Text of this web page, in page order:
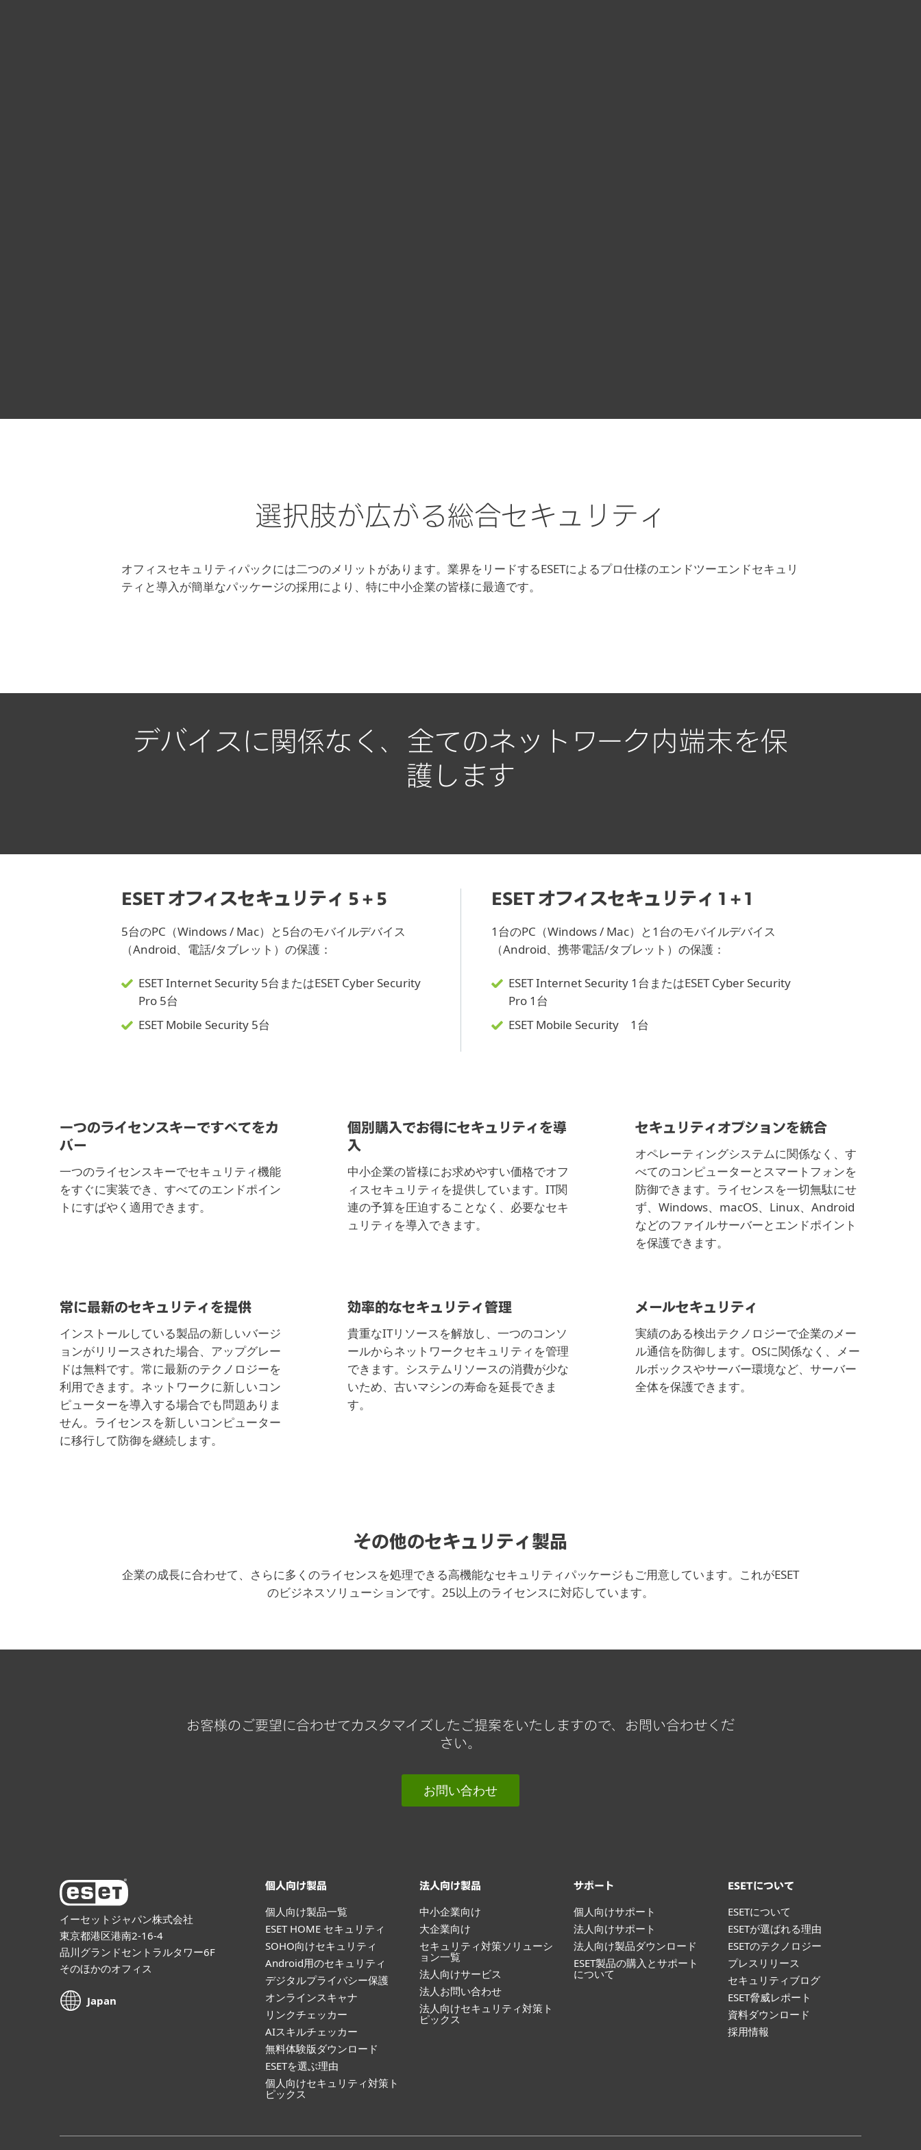
選択肢が広がる総合セキュリティ
オフィスセキュリティパックには二つのメリットがあります。業界をリードするESETによるプロ仕様のエンドツーエンドセキュリ
ティと導入が簡単なパッケージの採用により、特に中小企業の皆様に最適です。
デバイスに関係なく、全てのネットワーク内端末を保
護します
ESET オフィスセキュリティ 5 + 5
5台のPC（Windows / Mac）と5台のモバイルデバイス
（Android、電話/タブレット）の保護：
ESET Internet Security 5台またはESET Cyber Security
Pro 5台
ESET Mobile Security 5台
ESET オフィスセキュリティ 1 + 1
1台のPC（Windows / Mac）と1台のモバイルデバイス
（Android、携帯電話/タブレット）の保護：
ESET Internet Security 1台またはESET Cyber Security
Pro 1台
ESET Mobile Security 1台
一つのライセンスキーですべてをカ
バー
一つのライセンスキーでセキュリティ機能
をすぐに実装でき、すべてのエンドポイン
トにすばやく適用できます。
個別購入でお得にセキュリティを導
入
中小企業の皆様にお求めやすい価格でオフ
ィスセキュリティを提供しています。IT関
連の予算を圧迫することなく、必要なセキ
ュリティを導入できます。
セキュリティオプションを統合
オペレーティングシステムに関係なく、す
べてのコンピューターとスマートフォンを
防御できます。ライセンスを一切無駄にせ
ず、Windows、macOS、Linux、Android
などのファイルサーバーとエンドポイント
を保護できます。
常に最新のセキュリティを提供
インストールしている製品の新しいバージ
ョンがリリースされた場合、アップグレー
ドは無料です。常に最新のテクノロジーを
利用できます。ネットワークに新しいコン
ピューターを導入する場合でも問題ありま
せん。ライセンスを新しいコンピューター
に移行して防御を継続します。
効率的なセキュリティ管理
貴重なITリソースを解放し、一つのコンソ
ールからネットワークセキュリティを管理
できます。システムリソースの消費が少な
いため、古いマシンの寿命を延長できま
す。
メールセキュリティ
実績のある検出テクノロジーで企業のメー
ル通信を防御します。OSに関係なく、メー
ルボックスやサーバー環境など、サーバー
全体を保護できます。
その他のセキュリティ製品
企業の成長に合わせて、さらに多くのライセンスを処理できる高機能なセキュリティパッケージもご用意しています。これがESET
のビジネスソリューションです。25以上のライセンスに対応しています。
お客様のご要望に合わせてカスタマイズしたご提案をいたしますので、お問い合わせくだ
さい。
お問い合わせ
イーセットジャパン株式会社
東京都港区港南2-16-4
品川グランドセントラルタワー6F
そのほかのオフィス
Japan
個人向け製品
個人向け製品一覧
ESET HOME セキュリティ
SOHO向けセキュリティ
Android用のセキュリティ
デジタルプライバシー保護
オンラインスキャナ
リンクチェッカー
AIスキルチェッカー
無料体験版ダウンロード
ESETを選ぶ理由
個人向けセキュリティ対策ト
ピックス
法人向け製品
中小企業向け
大企業向け
セキュリティ対策ソリューシ
ョン一覧
法人向けサービス
法人お問い合わせ
法人向けセキュリティ対策ト
ピックス
サポート
個人向けサポート
法人向けサポート
法人向け製品ダウンロード
ESET製品の購入とサポート
について
ESETについて
ESETについて
ESETが選ばれる理由
ESETのテクノロジー
プレスリリース
セキュリティブログ
ESET脅威レポート
資料ダウンロード
採用情報